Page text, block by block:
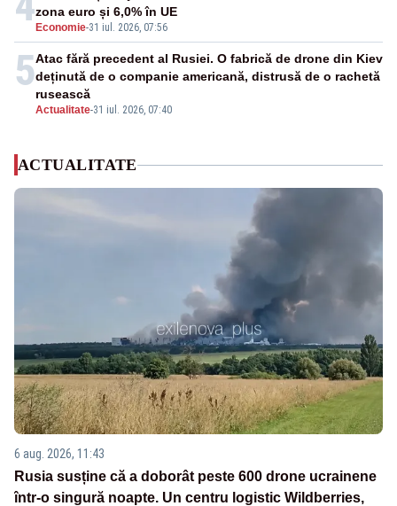
Economie-31 iul. 2026, 07:56
zona euro și 6,0% în UE
5
Actualitate-31 iul. 2026, 07:40
Atac fără precedent al Rusiei. O fabrică de drone din Kiev
deținută de o companie americană, distrusă de o rachetă
rusească
ACTUALITATE
6 aug. 2026, 11:43
Rusia susține că a doborât peste 600 drone ucrainene
într-o singură noapte. Un centru logistic Wildberries,